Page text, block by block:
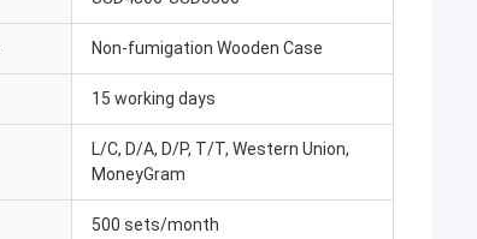
Non-fumigation Wooden Case
15 working days
L/C, D/A, D/P, T/T, Western Union,
MoneyGram
500 sets/month